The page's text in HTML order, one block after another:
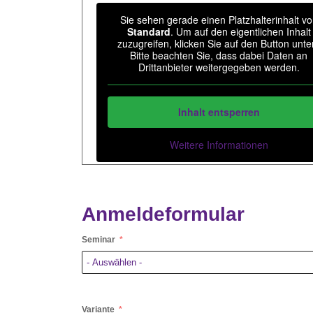
Sie sehen gerade einen Platzhalterinhalt
Standard. Um auf den eigentlichen Inhalt
zuzugreifen, klicken Sie auf den Button
Bitte beachten Sie, dass dabei Daten an
Drittanbieter weitergegeben werden.
Inhalt entsperren
Weitere Informationen
Anmeldeformular
Seminar
Variante